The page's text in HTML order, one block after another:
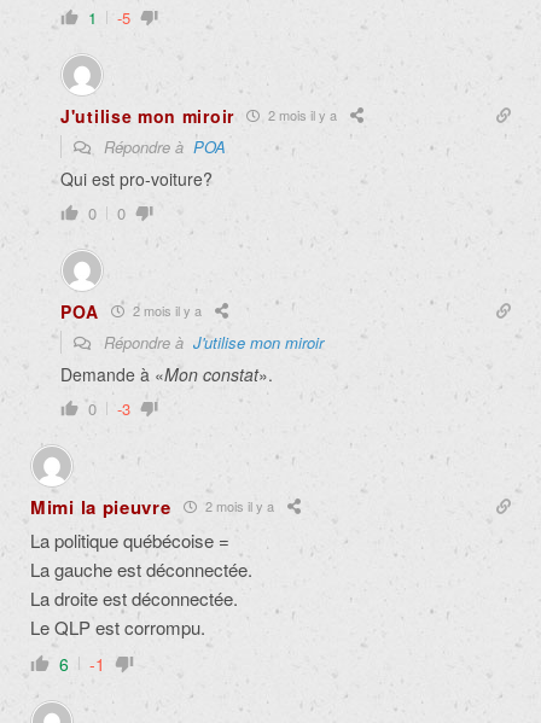
1 -5
J'utilise mon miroir 2 mois il y a
Répondre à POA
Qui est pro-voiture?
0 0
POA 2 mois il y a
Répondre à J'utilise mon miroir
Demande à «Mon constat».
0 -3
Mimi la pieuvre 2 mois il y a
La politique québécoise =
La gauche est déconnectée.
La droite est déconnectée.
Le QLP est corrompu.
6 -1